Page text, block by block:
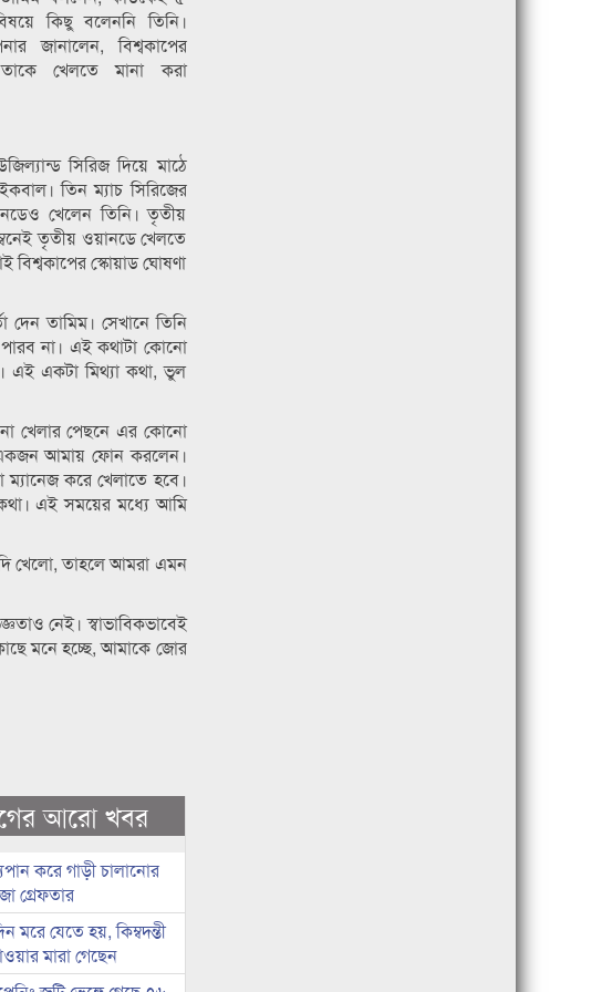
কিছু বলেননি তিনি।
জানালেন, বিশ্বকাপের
খেলতে মানা করা
সিরিজ দিয়ে মাঠে
তিন ম্যাচ সিরিজের
খেলেন তিনি। তৃতীয়
তৃতীয় ওয়ানডে খেলতে
বিশ্বকাপের স্কোয়াড ঘোষণা
তামিম। সেখানে তিনি
না। এই কথাটা কোনো
এই একটা মিথ্যা কথা, ভুল
খেলার পেছনে এর কোনো
একজন আমায় ফোন করলেন।
করে খেলাতে হবে।
এই সময়ের মধ্যে আমি
খেলো, তাহলে আমরা এমন
নেই। স্বাভাবিকভাবেই
মনে হচ্ছে, আমাকে জোর
আরো খবর
করে গাড়ী চালানোর
গ্রেফতার
মরে যেতে হয়, কিম্বদন্তী
মারা গেছেন